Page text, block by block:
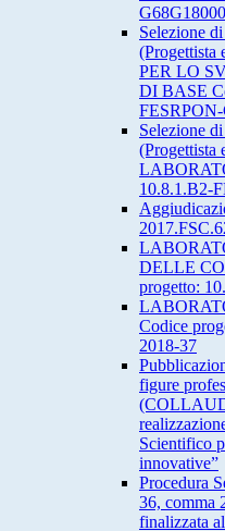
Selezione
PER LO
DI BASE
Selezione
(Progettista
10.8.1.B2-
DELLE
progetto:
Codice
2018-37
figure
Scientifico
innovative”
Procedura
36, comma
finalizzata